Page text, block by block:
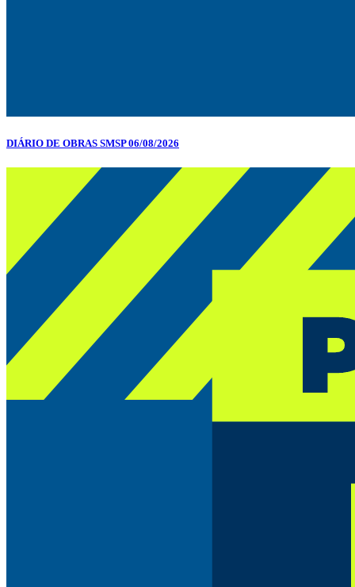
DIÁRIO DE OBRAS SMSP 06/08/2026